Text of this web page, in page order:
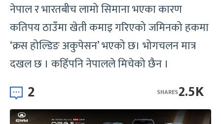
नेपाल र भारतबीच लामो सिमाना भएका कारण
कतिपय ठाउँमा खेती कमाइ गरिएको जमिनको हकमा
‘क्रस होल्डिङ अकुपेसन’ भएको छ। भोगचलन मात्र
दखल छ । कहिँपनि नेपालले मिचेको छैन ।
2 2.5K
SHARES